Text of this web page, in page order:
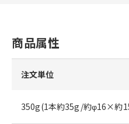
商品属性
注文単位
350g(1本約35g/約φ16×約